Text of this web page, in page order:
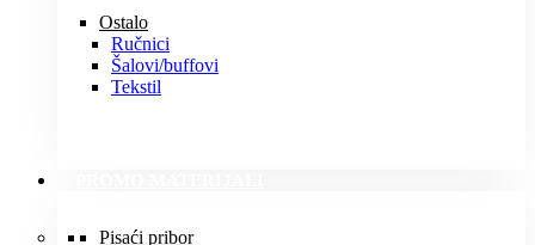
Ostalo
Ručnici
Šalovi/buffovi
Tekstil
Pisaći pribor